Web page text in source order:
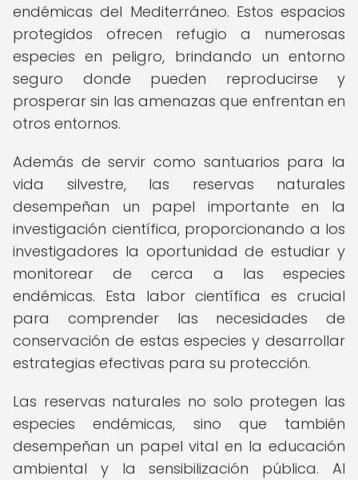
endémicas del Mediterráneo. Estos espacios
protegidos ofrecen refugio a numerosas
especies en peligro, brindando un entorno
seguro donde pueden reproducirse y
prosperar sin las amenazas que enfrentan en
otros entornos.
Además de servir como santuarios para la
vida silvestre, las reservas naturales
desempeñan un papel importante en la
investigación científica, proporcionando a los
investigadores la oportunidad de estudiar y
monitorear de cerca a las especies
endémicas. Esta labor científica es crucial
para comprender las necesidades de
conservación de estas especies y desarrollar
estrategias efectivas para su protección.
Las reservas naturales no solo protegen las
especies endémicas, sino que también
desempeñan un papel vital en la educación
ambiental y la sensibilización pública. Al